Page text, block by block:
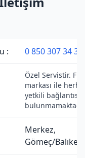
: 0 850 307 34 38
Özel Servistir.
markası ile
yetkili bağlantısı
Merkez,
Gömeç/